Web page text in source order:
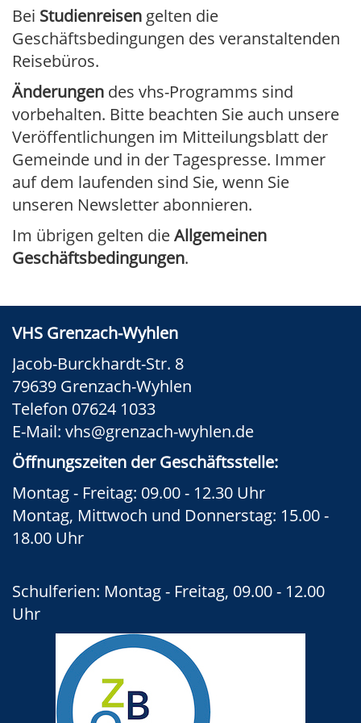
Bei Studienreisen gelten die
Geschäftsbedingungen des veranstaltenden
Reisebüros.
Änderungen des vhs-Programms sind
vorbehalten. Bitte beachten Sie auch unsere
Veröffentlichungen im Mitteilungsblatt der
Gemeinde und in der Tagespresse. Immer
auf dem laufenden sind Sie, wenn Sie
unseren Newsletter abonnieren.
Im übrigen gelten dieAllgemeinen
Geschäftsbedingungen.
VHS Grenzach-Wyhlen
Jacob-Burckhardt-Str. 8
79639 Grenzach-Wyhlen
Telefon 07624 1033
E-Mail: vhs@grenzach-wyhlen.de
Öffnungszeiten der Geschäftsstelle:
Montag - Freitag: 09.00 - 12.30 Uhr
Montag, Mittwoch und Donnerstag: 15.00 -
18.00 Uhr
Schulferien: Montag - Freitag, 09.00 - 12.00
Uhr